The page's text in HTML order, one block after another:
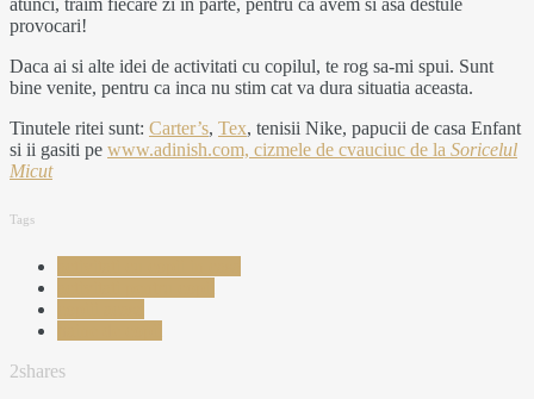
atunci, traim fiecare zi in parte, pentru ca avem si asa destule
provocari!
Daca ai si alte idei de activitati cu copilul, te rog sa-mi spui. Sunt
bine venite, pentru ca inca nu stim cat va dura situatia aceasta.
Tinutele ritei sunt: Carter’s, Tex, tenisii Nike, papucii de casa Enfant
si ii gasiti pe www.adinish.com, cizmele de cvauciuc de la Soricelul
Micut
Tags
2shares